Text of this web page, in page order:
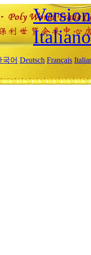
Italiano
국어 Deutsch Français